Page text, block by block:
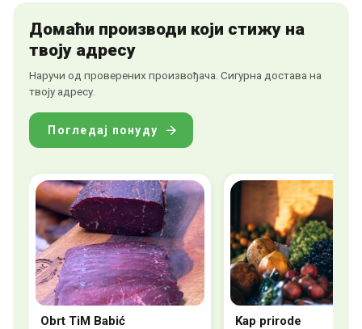
Домаћи производи који стижу на
твоју адресу
Наручи од проверених произвођача. Сигурна достава на
твоју адресу.
Погледај понуду
Obrt TiM Babić Kap prirode